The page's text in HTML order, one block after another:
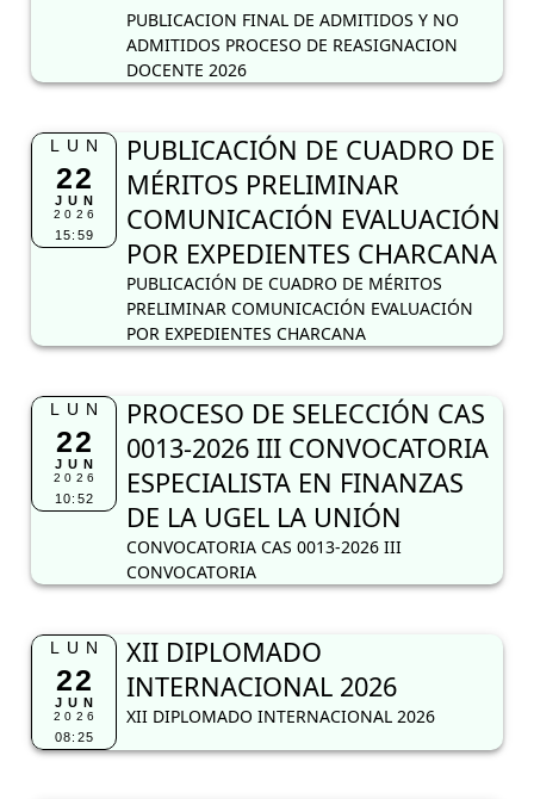
PUBLICACION FINAL DE ADMITIDOS Y NO
ADMITIDOS PROCESO DE REASIGNACION
DOCENTE 2026
LUN
22
JUN
2026
15:59
PUBLICACIÓN DE CUADRO DE
MÉRITOS PRELIMINAR
COMUNICACIÓN EVALUACIÓN
POR EXPEDIENTES CHARCANA
PUBLICACIÓN DE CUADRO DE MÉRITOS
PRELIMINAR COMUNICACIÓN EVALUACIÓN
POR EXPEDIENTES CHARCANA
LUN
22
JUN
2026
10:52
PROCESO DE SELECCIÓN CAS
0013-2026 III CONVOCATORIA
ESPECIALISTA EN FINANZAS
DE LA UGEL LA UNIÓN
CONVOCATORIA CAS 0013-2026 III
CONVOCATORIA
LUN
22
JUN
2026
08:25
XII DIPLOMADO
INTERNACIONAL 2026
XII DIPLOMADO INTERNACIONAL 2026